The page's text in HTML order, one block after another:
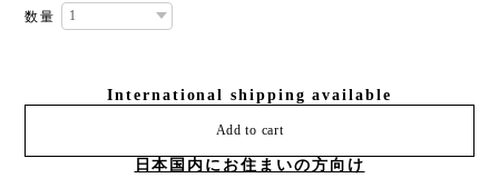
数量
International shipping available
Add to cart
日本国内にお住まいの方向け